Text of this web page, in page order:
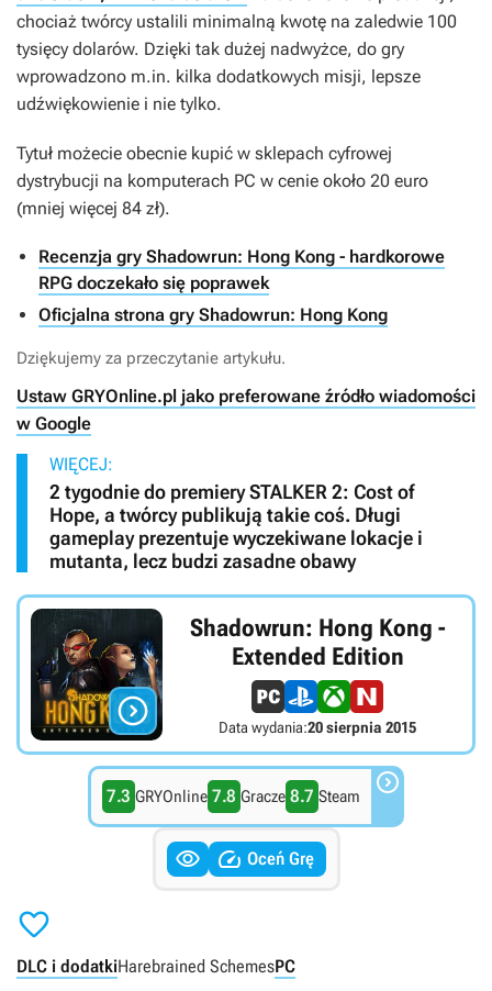
chociaż twórcy ustalili minimalną kwotę na zaledwie 100
tysięcy dolarów. Dzięki tak dużej nadwyżce, do gry
wprowadzono m.in. kilka dodatkowych misji, lepsze
udźwiękowienie i nie tylko.
Tytuł możecie obecnie kupić w sklepach cyfrowej
dystrybucji na komputerach PC w cenie około 20 euro
(mniej więcej 84 zł).
Recenzja gry Shadowrun: Hong Kong - hardkorowe
RPG doczekało się poprawek
Oficjalna strona gry Shadowrun: Hong Kong
Dziękujemy za przeczytanie artykułu.
Ustaw GRYOnline.pl jako preferowane źródło wiadomości
w Google
WIĘCEJ:
2 tygodnie do premiery STALKER 2: Cost of
Hope, a twórcy publikują takie coś. Długi
gameplay prezentuje wyczekiwane lokacje i
mutanta, lecz budzi zasadne obawy

Shadowrun: Hong Kong -
Extended Edition
Data wydania:20 sierpnia 2015
7.3 GRYOnline 7.8 Gracze 8.7 Steam 
  Oceń Grę

DLC i dodatkiHarebrained SchemesPC